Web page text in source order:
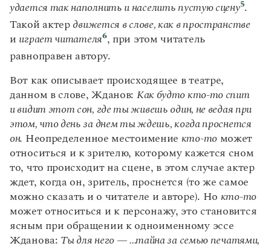
удается так наполнить и населить пустую сцену5.
Такой актер движется в слове, как в пространстве
и играет читателя6, при этом читатель
равноправен автору.
Вот как описывает происходящее в театре,
данном в слове, Жданов: Как будто кто-то спит
и видит этот сон, где ты живешь один, не ведая при
этом, что день за днем ты ждешь, когда проснется
он. Неопределенное местоимение кто-томожет
относиться и к зрителю, которому кажется сном
то, что происходит на сцене, в этом случае актер
ждет, когда он, зритель, проснется (то же самое
можно сказать и о читателе и авторе). Но кто-то
может относиться и к персонажу, это становится
ясным при обращении к одноименному эссе
Жданова: Ты для него — ...тайна за семью печатями,